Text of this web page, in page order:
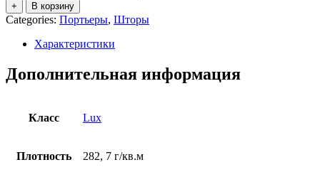
+ В корзину
Categories: Портьеры, Шторы
Характеристики
Дополнительная информация
Класс Lux
Плотность 282, 7 г/кв.м